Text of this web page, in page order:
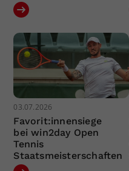
03.07.2026
Favorit:innensiege
bei win2day Open
Tennis
Staatsmeisterschaften